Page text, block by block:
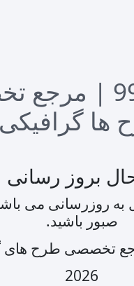
بروز رسانی
به روزرسانی می
صبور باشید.
2026